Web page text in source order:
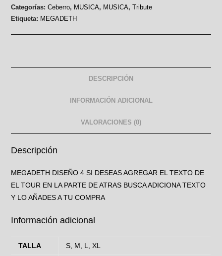
Categorías:Ceberro, MUSICA, MUSICA,Tribute
Etiqueta: MEGADETH
DESCRIPCIÓN
INFORMACIÓN ADICIONAL
VALORACIONES (0)
Descripción
MEGADETH DISEÑO 4 SI DESEAS AGREGAR EL TEXTO DE
EL TOUR EN LA PARTE DE ATRAS BUSCA ADICIONA TEXTO
Y LO AÑADES A TU COMPRA
Información adicional
TALLA S, M, L, XL